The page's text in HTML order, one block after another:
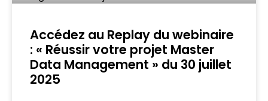
Accédez au Replay du webinaire
: « Réussir votre projet Master
Data Management » du 30 juillet
2025